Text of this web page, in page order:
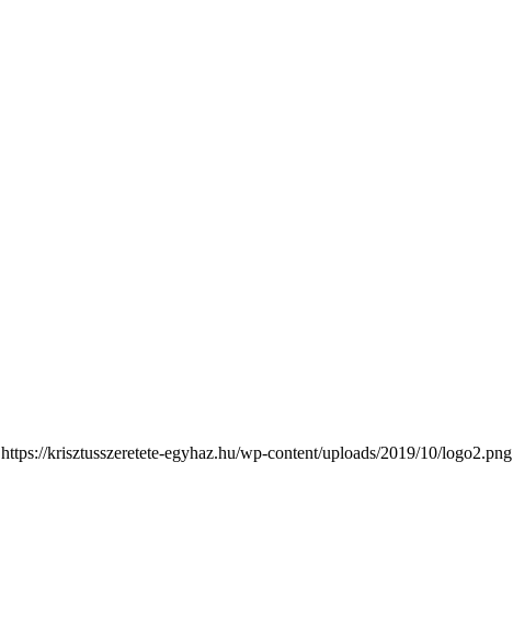
https://krisztusszeretete-egyhaz.hu/wp-content/uploads/2019/10/logo2.png